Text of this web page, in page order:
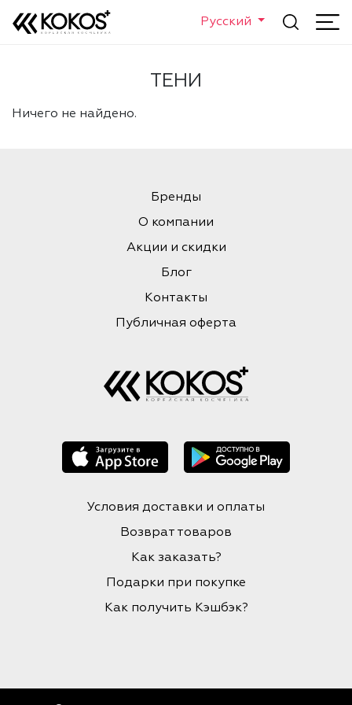
Русский
ТЕНИ
Ничего не найдено.
Бренды
О компании
Акции и скидки
Блог
Контакты
Публичная оферта
Условия доставки и оплаты
Возврат товаров
Как заказать?
Подарки при покупке
Как получить Кэшбэк?